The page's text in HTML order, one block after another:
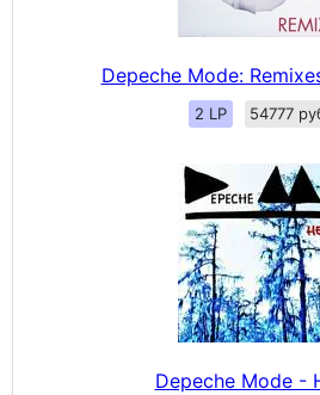
Depeche Mode:
2 LP 54777
Depeche Mode -